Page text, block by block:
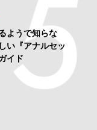
ようで知らな
い『アナルセッ
イド